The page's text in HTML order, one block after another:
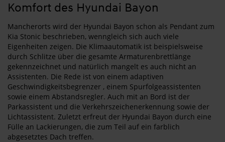
Komfort des Hyundai Bayon
Mancherorts wird der Hyundai Bayon schon als Pendant zum
Kia Stonic beschrieben, wenngleich sich auch viele
Eigenheiten zeigen. Die Klimaautomatik ist beispielsweise
durch Schlitze über die gesamte Armaturenbrettlänge
gekennzeichnet und natürlich mangelt es auch nicht an
Assistenten. Die Rede ist von einem adaptiven
Geschwindigkeitsbegrenzer , einem Spurfolgeassistenten
sowie einem Abstandsregler. Auch mit an Bord ist der
Parkassistent und die Verkehrszeichenerkennung sowie der
Lichtassistent. Zuletzt erfreut der Hyundai Bayon durch eine
Fülle an Lackierungen, die zum Teil auf ein farblich
abgesetztes Dach treffen.